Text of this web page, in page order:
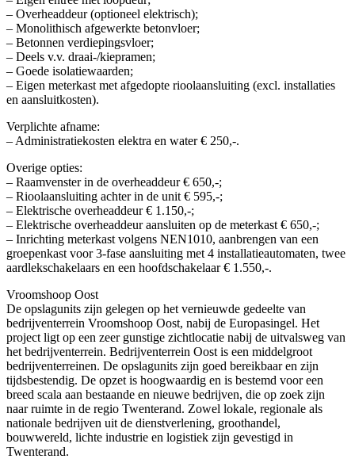
– Overheaddeur (optioneel elektrisch);
– Monolithisch afgewerkte betonvloer;
– Betonnen verdiepingsvloer;
– Deels v.v. draai-/kiepramen;
– Goede isolatiewaarden;
– Eigen meterkast met afgedopte rioolaansluiting (excl. installaties
en aansluitkosten).
Verplichte afname:
– Administratiekosten elektra en water € 250,-.
Overige opties:
– Raamvenster in de overheaddeur € 650,-;
– Rioolaansluiting achter in de unit € 595,-;
– Elektrische overheaddeur € 1.150,-;
– Elektrische overheaddeur aansluiten op de meterkast € 650,-;
– Inrichting meterkast volgens NEN1010, aanbrengen van een
groepenkast voor 3-fase aansluiting met 4 installatieautomaten, twee
aardlekschakelaars en een hoofdschakelaar € 1.550,-.
Vroomshoop Oost
De opslagunits zijn gelegen op het vernieuwde gedeelte van
bedrijventerrein Vroomshoop Oost, nabij de Europasingel. Het
project ligt op een zeer gunstige zichtlocatie nabij de uitvalsweg van
het bedrijventerrein. Bedrijventerrein Oost is een middelgroot
bedrijventerreinen. De opslagunits zijn goed bereikbaar en zijn
tijdsbestendig. De opzet is hoogwaardig en is bestemd voor een
breed scala aan bestaande en nieuwe bedrijven, die op zoek zijn
naar ruimte in de regio Twenterand. Zowel lokale, regionale als
nationale bedrijven uit de dienstverlening, groothandel,
bouwwereld, lichte industrie en logistiek zijn gevestigd in
Twenterand.